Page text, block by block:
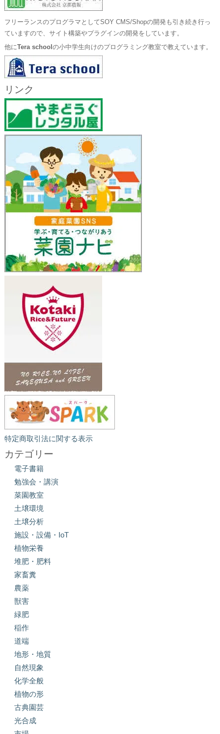
フリーランスのプログラマとしてSOY CMS/Shopの開発も引き続き行っ
ていますので、サイト構築やプラグインの開発をしています。
他にTera school の小中学生向けのプログラミング教室で教えています。
リンク
特定商取引法に関する表示
カテゴリー
電子書籍
勉強会・講演
菜園教室
土壌環境
土壌分析
施設・設備・IoT
植物栄養
堆肥・肥料
家畜糞
農薬
獣害
緑肥
稲作
道端
地形・地質
自然現象
化学全般
植物の形
古典園芸
光合成